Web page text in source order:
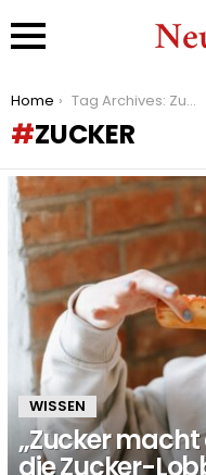
You are here:
Home Tag Archives: Zucker
ZUCKER
LATEST
STORIES
WISSEN
„Zucker macht
die Zucker-